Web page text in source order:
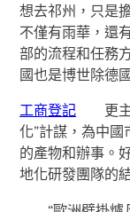
想去祁州，只是
不僅有雨華，還
部的流程和任務
國也是博世除德
工商登記 更主
化”計謀，為中國
的產物和辦事。
地化研發團隊的